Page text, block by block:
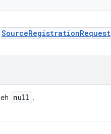
SourceRegistrationRequest
null .